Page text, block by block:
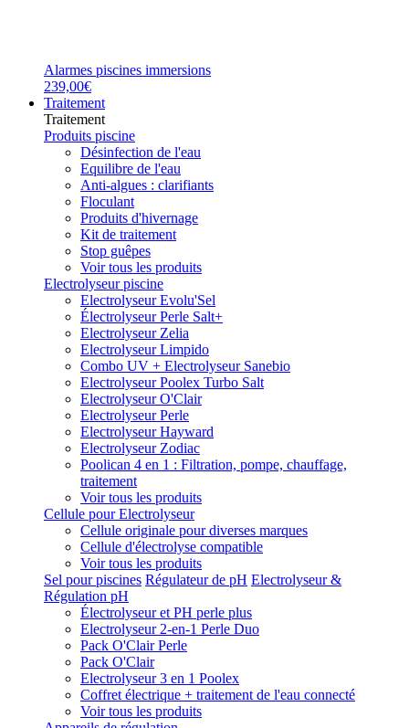
Alarmes piscines immersions
239,00€
Traitement
Traitement
Produits piscine
Désinfection de l'eau
Equilibre de l'eau
Anti-algues : clarifiants
Floculant
Produits d'hivernage
Kit de traitement
Stop guêpes
Voir tous les produits
Electrolyseur piscine
Electrolyseur Evolu'Sel
Électrolyseur Perle Salt+
Electrolyseur Zelia
Electrolyseur Limpido
Combo UV + Electrolyseur Sanebio
Electrolyseur Poolex Turbo Salt
Electrolyseur O'Clair
Electrolyseur Perle
Electrolyseur Hayward
Electrolyseur Zodiac
Poolican 4 en 1 : Filtration, pompe, chauffage,
traitement
Voir tous les produits
Cellule pour Electrolyseur
Cellule originale pour diverses marques
Cellule d'électrolyse compatible
Voir tous les produits
Sel pour piscines Régulateur de pH Electrolyseur &
Régulation pH
Électrolyseur et PH perle plus
Electrolyseur 2-en-1 Perle Duo
Pack O'Clair Perle
Pack O'Clair
Electrolyseur 3 en 1 Poolex
Coffret électrique + traitement de l'eau connecté
Voir tous les produits